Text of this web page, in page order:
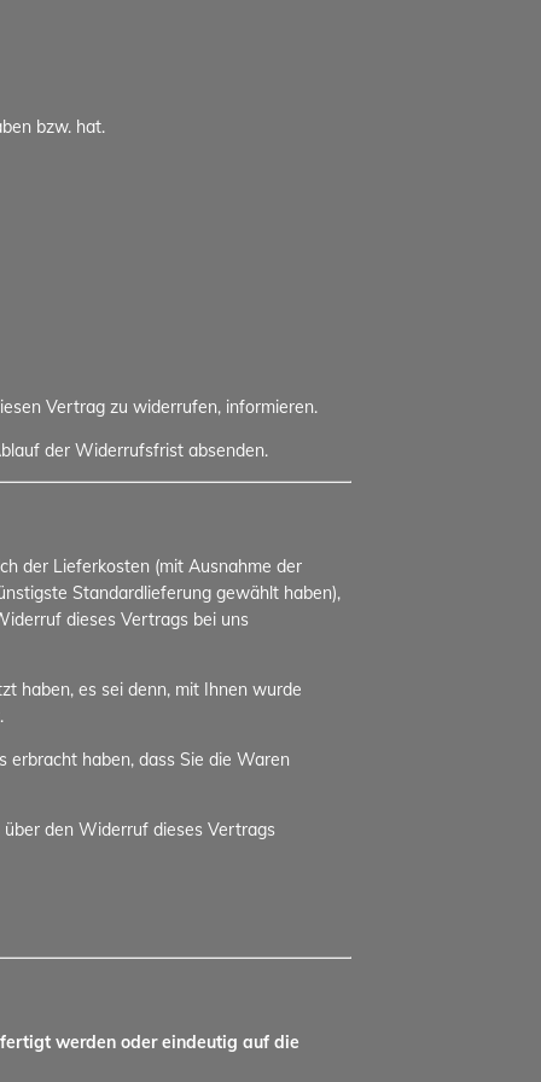
bzw. hat.
Vertrag zu widerrufen, informieren.
der Widerrufsfrist absenden.
der Lieferkosten (mit Ausnahme der
Standardlieferung gewählt haben),
dieses Vertrags bei uns
haben, es sei denn, mit Ihnen wurde
haben, dass Sie die Waren
über den Widerruf dieses Vertrags
werden oder eindeutig auf die